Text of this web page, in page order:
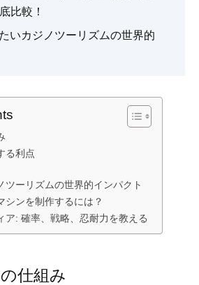
比較！
いカジノツーリズムの世界的
る利点
ツーリズムの世界的インパクト
シンを制作するには？
ア: 確率、戦略、忍耐力を教える
仕組み